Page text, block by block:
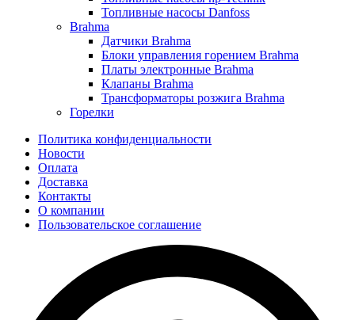
Топливные насосы Danfoss
Brahma
Датчики Brahma
Блоки управления горением Brahma
Платы электронные Brahma
Клапаны Brahma
Трансформаторы розжига Brahma
Горелки
Политика конфиденциальности
Новости
Оплата
Доставка
Контакты
О компании
Пользовательское соглашение